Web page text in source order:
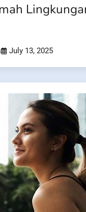
July 13, 2025